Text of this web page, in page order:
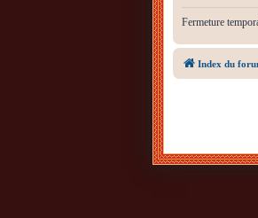
Fermeture
Index du